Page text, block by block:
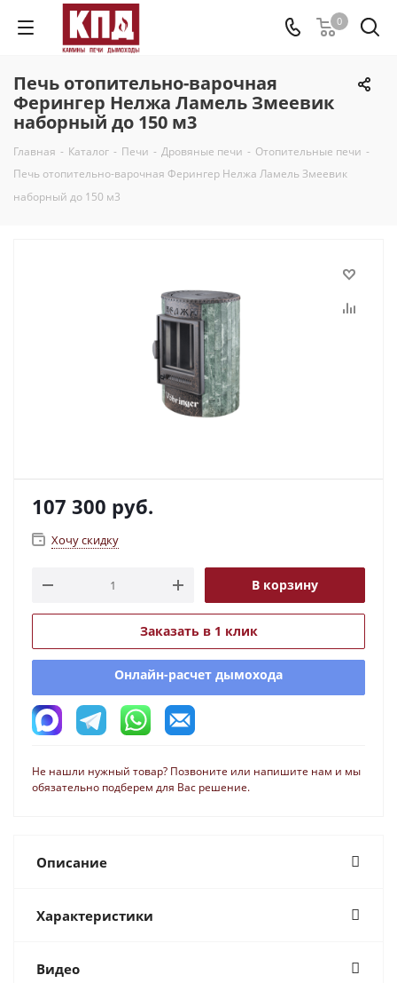
0
Печь отопительно-варочная
Ферингер Нелжа Ламель Змеевик
наборный до 150 м3
Главная - Каталог - Печи - Дровяные печи - Отопительные печи -
Печь отопительно-варочная Ферингер Нелжа Ламель Змеевик
наборный до 150 м3
107 300 руб.
Хочу скидку
В корзину
Заказать в 1 клик
Онлайн-расчет дымохода
Не нашли нужный товар? Позвоните или напишите нам и мы
обязательно подберем для Вас решение.
Описание
Характеристики
Видео